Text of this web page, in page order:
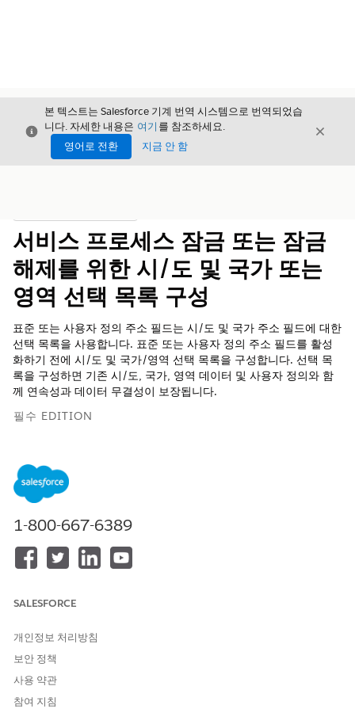
닫기
본 텍스트는 Salesforce 기계 번역 시스템으로 번역되었습
니다. 자세한 내용은 여기 를 참조하세요.
영어로 전환
지금 안 함
닫기
서비스 프로세스 잠금 또는 잠금
해제를 위한 시/도 및 국가 또는
영역 선택 목록 구성
표준 또는 사용자 정의 주소 필드는 시/도 및 국가 주소 필드에 대한
선택 목록을 사용합니다. 표준 또는 사용자 정의 주소 필드를 활성
화하기 전에 시/도 및 국가/영역 선택 목록을 구성합니다. 선택 목
록을 구성하면 기존 시/도, 국가, 영역 데이터 및 사용자 정의와 함
께 연속성과 데이터 무결성이 보장됩니다.
필수 EDITION
지원 제품: Financial Services Cloud가 활성화된
Enterprise
잠금 또는 잠금 해제 카드 선택
구성을 참조하십시오.
1-800-667-6389
SALESFORCE
개인정보 처리방침
보안 정책
사용 약관
참여 지침